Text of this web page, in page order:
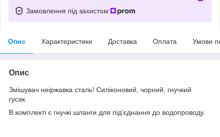
Замовлення під захистом
Опис Характеристики Доставка Оплата Умови
Опис
Змішувач неіржавка сталь! Силіконовий, чорний, гнучкий
гусак.
В комплекті є гнучкі шланги для під'єднання до водопроводу.